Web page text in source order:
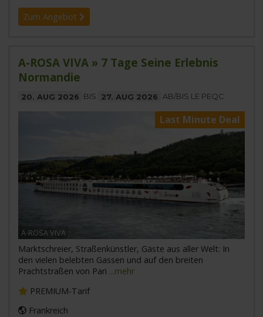
Zum Angebot
A-ROSA VIVA » 7 Tage Seine Erlebnis
Normandie
20. AUG 2026 BIS 27. AUG 2026 AB/BIS LE PEQC
Last Minute Deal
A-ROSA VIVA
Marktschreier, Straßenkünstler, Gäste aus aller Welt: In
den vielen belebten Gassen und auf den breiten
Prachtstraßen von Pari ...mehr
PREMIUM-Tarif
Frankreich